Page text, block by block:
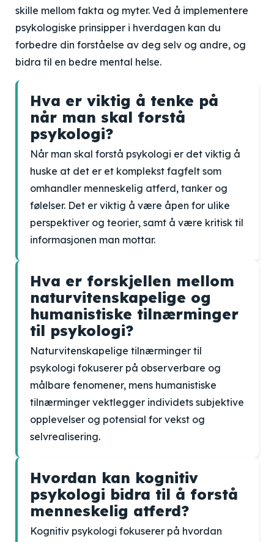
skille mellom fakta og myter. Ved å implementere
psykologiske prinsipper i hverdagen kan du
forbedre din forståelse av deg selv og andre, og
bidra til en bedre mental helse.
Hva er viktig å tenke på
når man skal forstå
psykologi?
Når man skal forstå psykologi er det viktig å
huske at det er et komplekst fagfelt som
omhandler menneskelig atferd, tanker og
følelser. Det er viktig å være åpen for ulike
perspektiver og teorier, samt å være kritisk til
informasjonen man mottar.
Hva er forskjellen mellom
naturvitenskapelige og
humanistiske tilnærminger
til psykologi?
Naturvitenskapelige tilnærminger til
psykologi fokuserer på observerbare og
målbare fenomener, mens humanistiske
tilnærminger vektlegger individets subjektive
opplevelser og potensial for vekst og
selvrealisering.
Hvordan kan kognitiv
psykologi bidra til å forstå
menneskelig atferd?
Kognitiv psykologi fokuserer på hvordan